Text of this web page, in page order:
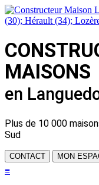
MAISONS
en
Plus de 10 000
Sud
CONTACT MON
≡